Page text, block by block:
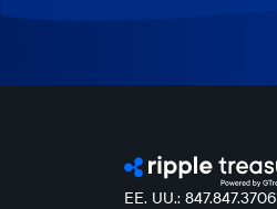
EE. UU.: 847.847.3706